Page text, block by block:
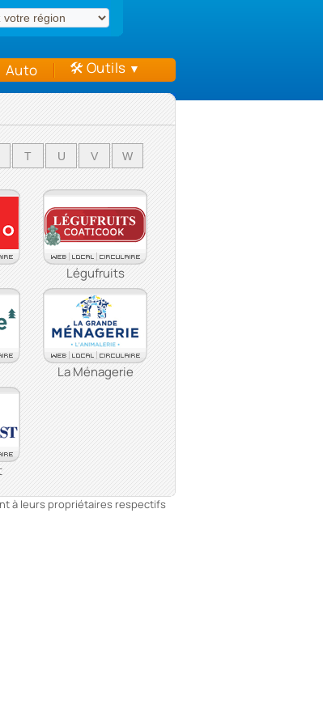
Auto 🛠 Outils ▼
T U V W
Légufruits
La Ménagerie
à leurs propriétaires respectifs